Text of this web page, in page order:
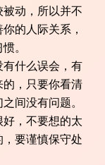
动，所以并不
的人际关系，
。
什么误会，有
，只要你看清
间没有问题。
，不要想的太
要谨慎保守处